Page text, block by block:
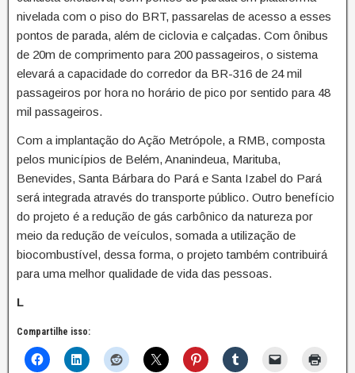
nivelada com o piso do BRT, passarelas de acesso a esses
pontos de parada, além de ciclovia e calçadas. Com ônibus
de 20m de comprimento para 200 passageiros, o sistema
elevará a capacidade do corredor da BR-316 de 24 mil
passageiros por hora no horário de pico por sentido para 48
mil passageiros.
Com a implantação do Ação Metrópole, a RMB, composta
pelos municípios de Belém, Ananindeua, Marituba,
Benevides, Santa Bárbara do Pará e Santa Izabel do Pará
será integrada através do transporte público. Outro benefício
do projeto é a redução de gás carbônico da natureza por
meio da redução de veículos, somada a utilização de
biocombustível, dessa forma, o projeto também contribuirá
para uma melhor qualidade de vida das pessoas.
L
Compartilhe isso: